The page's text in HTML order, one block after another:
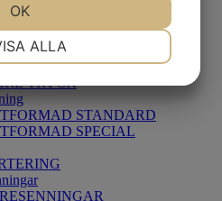
FLAMSKYDDAD
FLAMSKYDDAD
PRESENNING
TRYCK
STANDARD
SPECIAL
ALLA
OK